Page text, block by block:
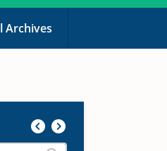
Archives